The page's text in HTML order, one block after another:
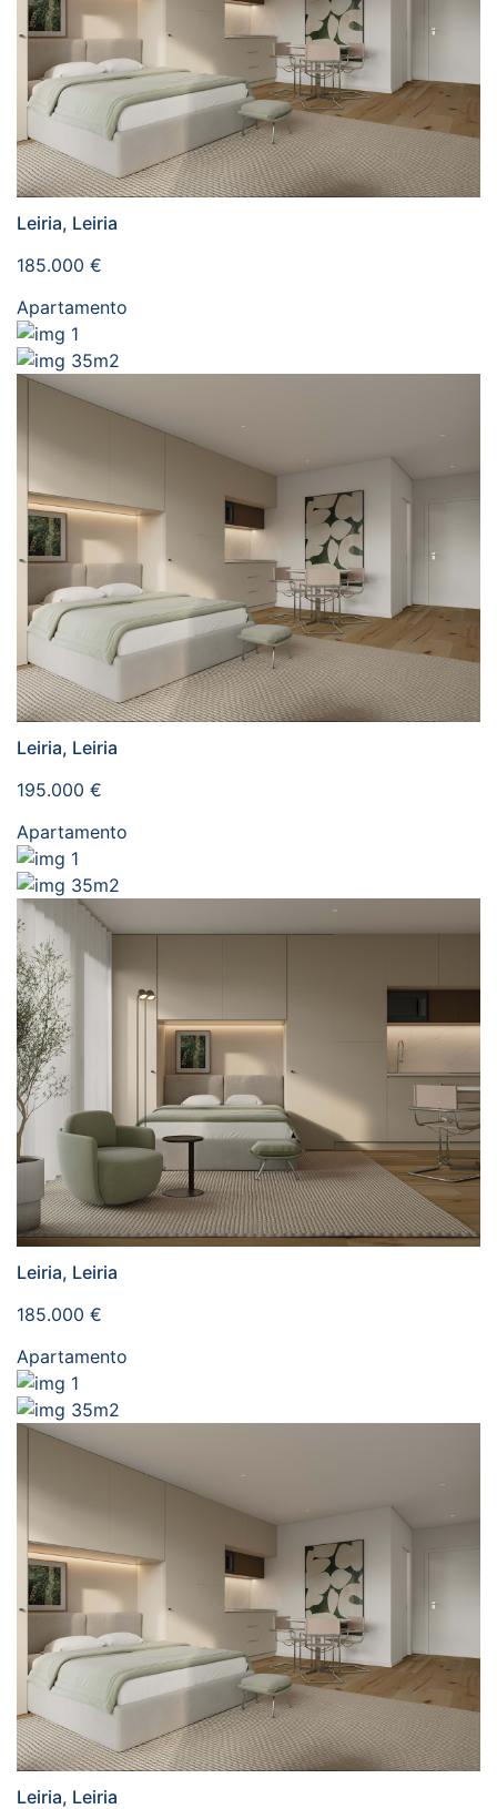
Leiria, Leiria
185.000 €
Apartamento
1
35m2
Leiria, Leiria
195.000 €
Apartamento
1
35m2
Leiria, Leiria
185.000 €
Apartamento
1
35m2
Leiria, Leiria